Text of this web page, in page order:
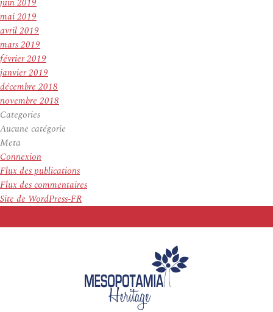
mai 2019
avril 2019
mars 2019
février 2019
janvier 2019
décembre 2018
novembre 2018
Categories
Aucune catégorie
Meta
Connexion
Flux des publications
Flux des commentaires
Site de WordPress-FR